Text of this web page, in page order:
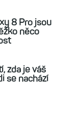
8 Pro jsou
něco
zda je váš
se nachází